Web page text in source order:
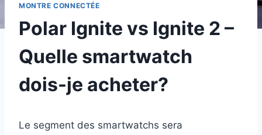
MONTRE CONNECTÉE
Polar Ignite vs Ignite 2 –
Quelle smartwatch
dois-je acheter?
Le segment des smartwatchs sera